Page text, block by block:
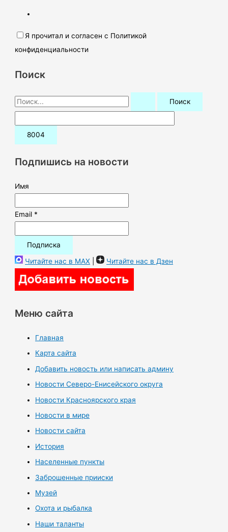
Я прочитал и согласен с Политикой
конфиденциальности
Поиск
П
о
и
:Подпишись на новости
Имя
Email *
Читайте нас в MAX | Читайте нас в Дзен
Меню сайта
Главная
Карта сайта
Добавить новость или написать админу
Новости Северо-Енисейского округа
Новости Красноярского края
Новости в мире
Новости сайта
История
Населенные пункты
Заброшенные прииски
Музей
Охота и рыбалка
Наши таланты